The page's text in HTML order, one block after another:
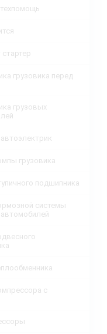
стартер
грузовика перед
грузовых
грузовика
подшипника
системы
с